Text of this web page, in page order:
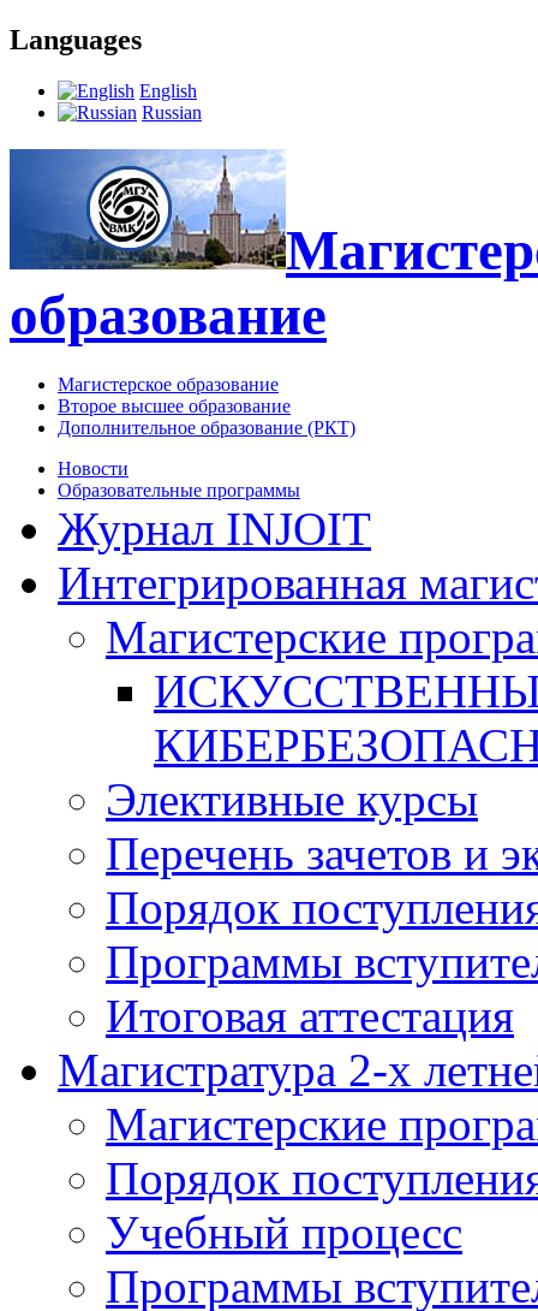
Languages
English
Russian
образование
Магистерское образование
Второе высшее образование
Дополнительное образование (РКТ)
Новости
Образовательные программы
Журнал INJOIT
Интегрированная
Магистерские
Элективные курсы
Перечень зачетов и
Порядок
Программы
Итоговая аттестация
Магистратура 2-х
Магистерские
Порядок
Учебный процесс
Программы